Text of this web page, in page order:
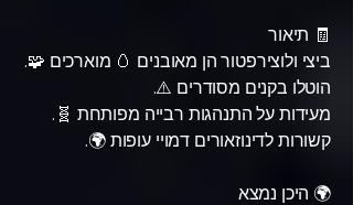
🧾 תיאור
ביצי ולוצירפטור הן מאובנים 🥚 מוארכים 🧩.
הוטלו בקנים מסודרים ⚠️.
מעידות על התנהגות רבייה מפותחת 🧬.
קשורות לדינוזאורים דמויי עופות 🌍.
🌍 היכן נמצא